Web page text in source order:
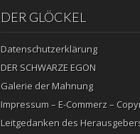
DER GLÖCKEL
Datenschutzerklärung
DER SCHWARZE EGON
Galerie der Mahnung
Impressum – E-Commerz –
Leitgedanken des